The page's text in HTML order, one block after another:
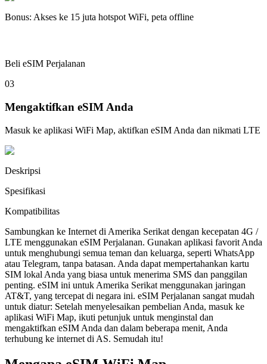
Bonus: Akses ke 15 juta hotspot WiFi, peta offline
Beli eSIM Perjalanan
03
Mengaktifkan eSIM Anda
Masuk ke aplikasi WiFi Map, aktifkan eSIM Anda dan nikmati LTE
Deskripsi
Spesifikasi
Kompatibilitas
Sambungkan ke Internet di Amerika Serikat dengan kecepatan 4G /
LTE menggunakan eSIM Perjalanan. Gunakan aplikasi favorit Anda
untuk menghubungi semua teman dan keluarga, seperti WhatsApp
atau Telegram, tanpa batasan. Anda dapat mempertahankan kartu
SIM lokal Anda yang biasa untuk menerima SMS dan panggilan
penting. eSIM ini untuk Amerika Serikat menggunakan jaringan
AT&T, yang tercepat di negara ini. eSIM Perjalanan sangat mudah
untuk diatur: Setelah menyelesaikan pembelian Anda, masuk ke
aplikasi WiFi Map, ikuti petunjuk untuk menginstal dan
mengaktifkan eSIM Anda dan dalam beberapa menit, Anda
terhubung ke internet di AS. Semudah itu!